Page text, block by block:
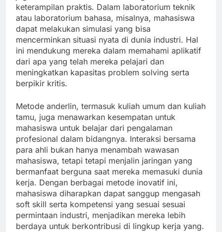
keterampilan praktis. Dalam laboratorium teknik
atau laboratorium bahasa, misalnya, mahasiswa
dapat melakukan simulasi yang bisa
mencerminkan situasi nyata di dunia industri. Hal
ini mendukung mereka dalam memahami aplikatif
dari apa yang telah mereka pelajari dan
meningkatkan kapasitas problem solving serta
berpikir kritis.
Metode anderlin, termasuk kuliah umum dan kuliah
tamu, juga menawarkan kesempatan untuk
mahasiswa untuk belajar dari pengalaman
profesional dalam bidangnya. Interaksi bersama
para ahli bukan hanya menambah wawasan
mahasiswa, tetapi tetapi menjalin jaringan yang
bermanfaat berguna saat mereka memasuki dunia
kerja. Dengan berbagai metode inovatif ini,
mahasiswa diharapkan dapat sanggup mengasah
soft skill serta kompetensi yang sesuai sesuai
permintaan industri, menjadikan mereka lebih
berdaya untuk berkontribusi di lingkup kerja yang.